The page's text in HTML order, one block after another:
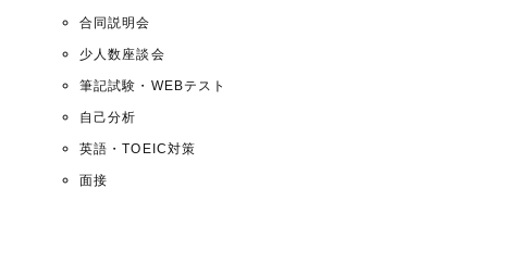
合同説明会
少人数座談会
筆記試験・WEBテスト
自己分析
英語・TOEIC対策
面接